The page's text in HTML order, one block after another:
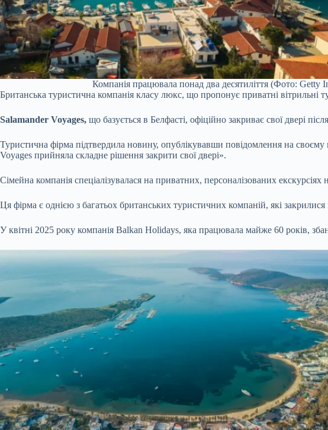
Компанія працювала понад два десятиліття (Фото: Getty
Британська туристична компанія класу люкс, що пропонує приватні
Salamander Voyages, що базується в Белфасті, офіційно закриває свої двері
Туристична фірма підтвердила новину, опублікувавши повідомлення на
Voyages прийняла складне рішення закрити свої двері».
Сімейна компанія спеціалізувалася на приватних, персоналізованих
Ця фірма є однією з багатьох британських туристичних компаній, які
У квітні 2025 року компанія Balkan Holidays, яка працювала майже 60 років,